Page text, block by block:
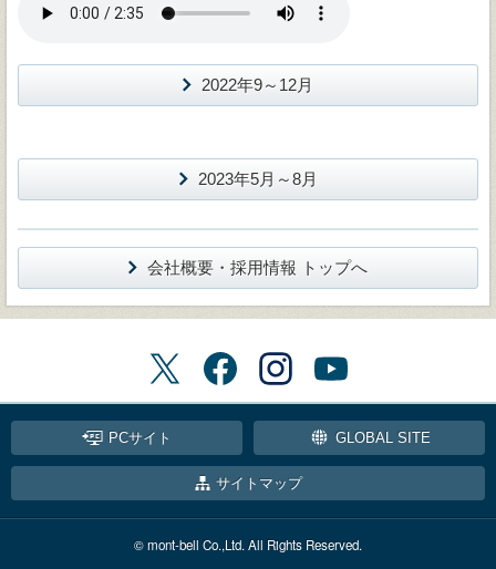
2022年9～12月
2023年5月～8月
会社概要・採用情報 トップへ
PCサイト GLOBAL SITE
サイトマップ
© mont-bell Co.,Ltd. All Rights Reserved.